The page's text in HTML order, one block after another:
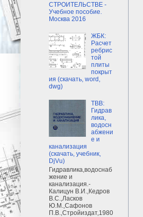
СТРОИТЕЛЬСТВЕ -
Учебное пособие.
Москва 2016
ЖБК:
Расчет
ребрис
той
плиты
покрыт
ия (скачать, word,
dwg)
ТВВ:
Гидрав
лика,
водосн
абжени
е и
канализация
(скачать, учебник,
DjVu)
Гидравлика,водоснаб
жение и
канализация.-
Калицун В.И.,Кедров
В.С.,Ласков
Ю.М.,Сафонов
П.В.,Стройиздат,1980